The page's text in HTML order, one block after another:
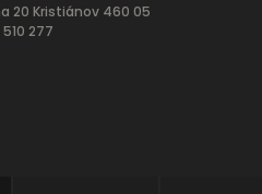
20 Kristiánov 460 05
277